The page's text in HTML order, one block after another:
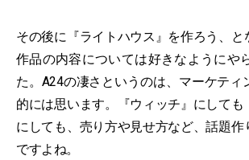
その後に『ライトハウス』を作ろう、と
作品の内容については好きなようにや
た。A24の凄さというのは、マーケティ
的には思います。『ウィッチ』にしても
にしても、売り方や見せ方など、話題作
ですよね。